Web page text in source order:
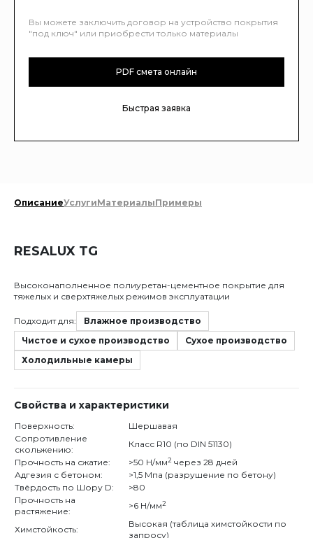
Вы можете заключить договор на устройство покрытия
"под ключ" или приобрести только материалы
PDF смета онлайн
Быстрая заявка
ОписаниеУслугиМатериалыПримеры
RESALUX TG
Высоконаполненное полиуретан-цементное покрытие для
тяжелых и сверхтяжелых режимов эксплуатации
Подходит для:
Влажное производство
Чистое и сухое производство
Сухое производство
Холодильные камеры
Свойства и характеристики
Поверхность:
Шершавая
Сопротивление
скольжению:
Класс R10 (по DIN 51130)
Прочность на сжатие:
>50 Н/мм2 через 28 дней
Адгезия с бетоном:
>1,5 Мпа (разрушение по бетону)
Твёрдость по Шору D:
>80
Прочность на
растяжение:
>6 Н/мм2
Химстойкость:
Высокая (таблица химстойкости по
запросу)